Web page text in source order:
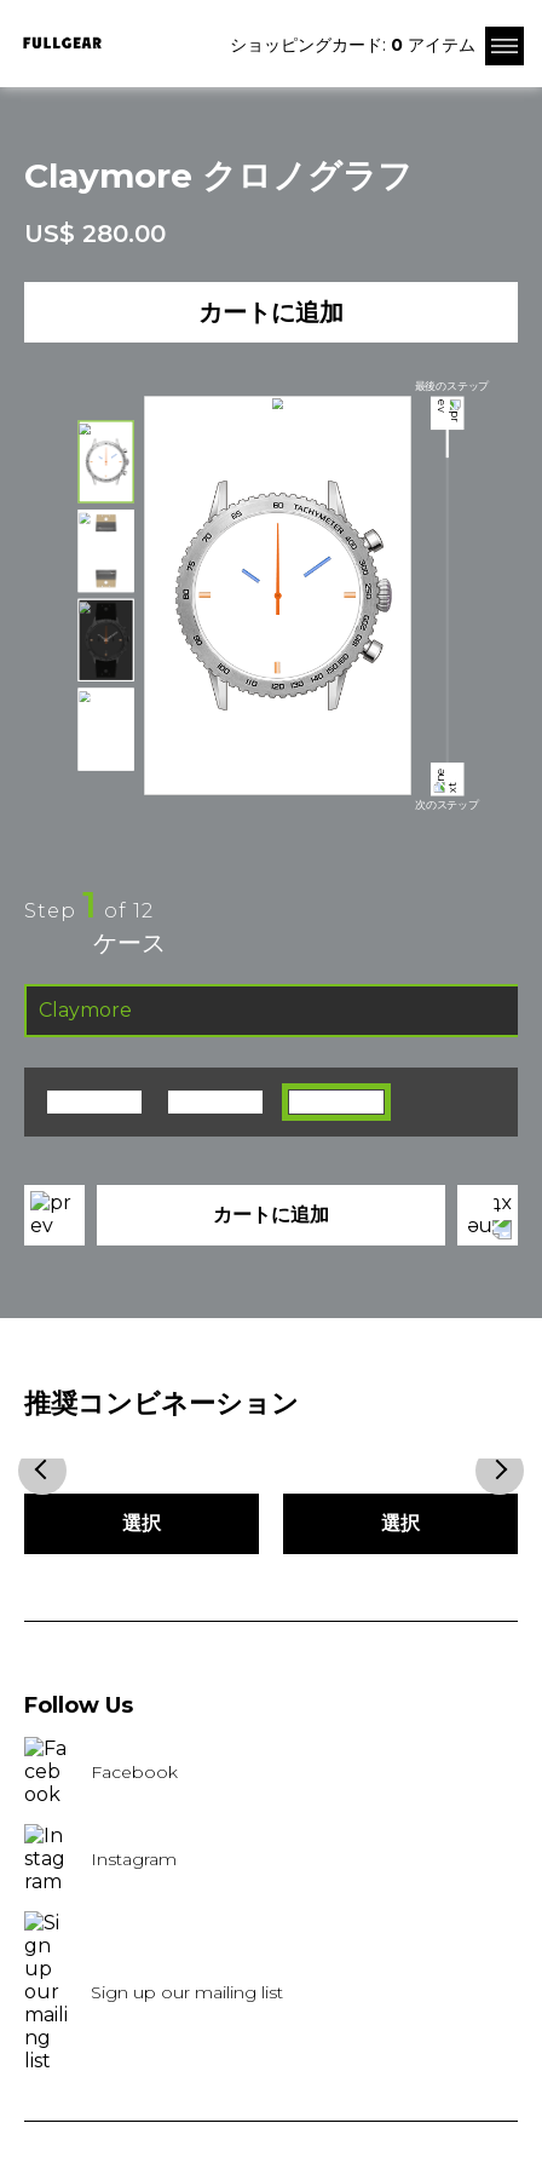
ショッピングカード: 0 アイテム
Claymore クロノグラフ
US$ 280.00
カートに追加
最後のステップ
次のステップ
Step 1 of 12
ケース
Claymore
カートに追加
推奨コンビネーション
選択 選択
Follow Us
Facebook
Instagram
Sign up our mailing list